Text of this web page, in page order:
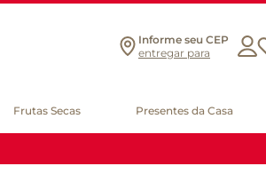
Informe seu CEP
entregar para
Frutas Secas Presentes da Casa